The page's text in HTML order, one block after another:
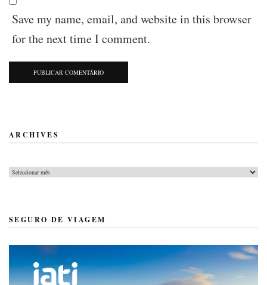
Save my name, email, and website in this browser
for the next time I comment.
ARCHIVES
Archives
SEGURO DE VIAGEM